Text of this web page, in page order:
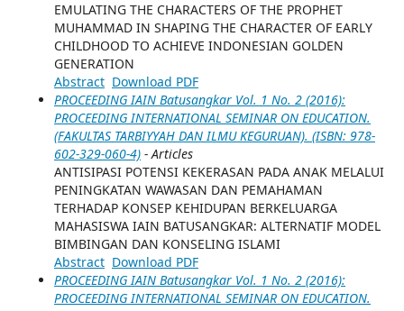
EMULATING THE CHARACTERS OF THE PROPHET
MUHAMMAD IN SHAPING THE CHARACTER OF EARLY
CHILDHOOD TO ACHIEVE INDONESIAN GOLDEN
GENERATION
Abstract Download PDF
PROCEEDING IAIN Batusangkar Vol. 1 No. 2 (2016):
PROCEEDING INTERNATIONAL SEMINAR ON EDUCATION.
(FAKULTAS TARBIYYAH DAN ILMU KEGURUAN). (ISBN: 978-
602-329-060-4) - Articles
ANTISIPASI POTENSI KEKERASAN PADA ANAK MELALUI
PENINGKATAN WAWASAN DAN PEMAHAMAN
TERHADAP KONSEP KEHIDUPAN BERKELUARGA
MAHASISWA IAIN BATUSANGKAR: ALTERNATIF MODEL
BIMBINGAN DAN KONSELING ISLAMI
Abstract Download PDF
PROCEEDING IAIN Batusangkar Vol. 1 No. 2 (2016):
PROCEEDING INTERNATIONAL SEMINAR ON EDUCATION.